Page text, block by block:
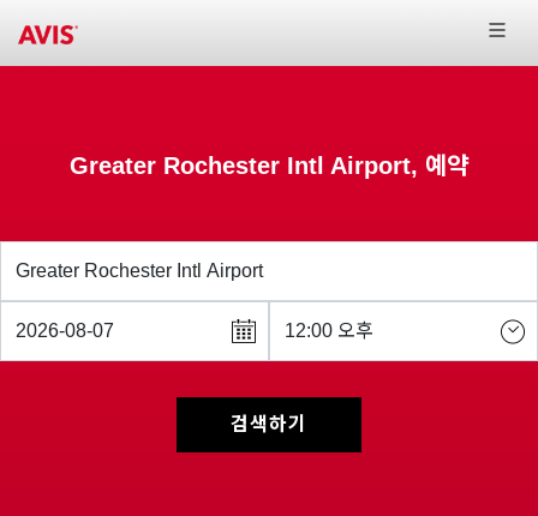
Greater Rochester Intl Airport, 예약
검색하기